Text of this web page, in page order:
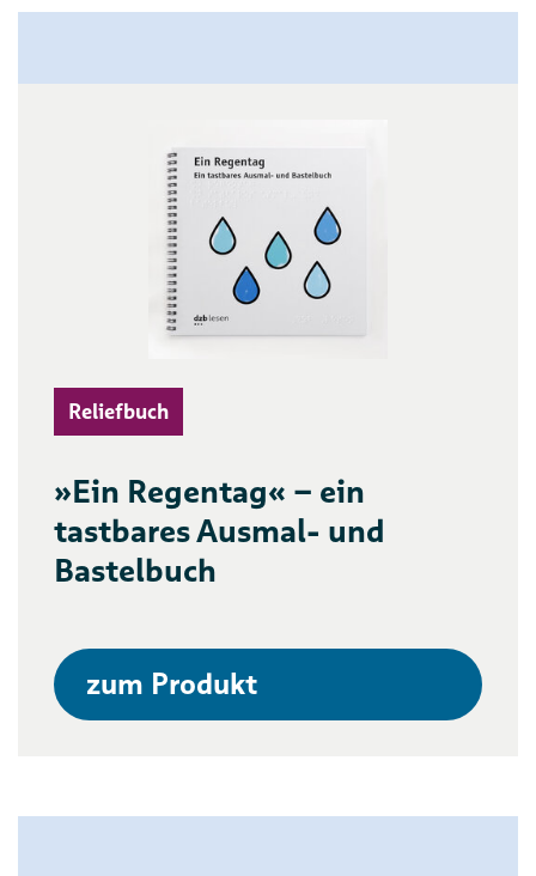
Reliefbuch
»Ein Regentag« – ein
tastbares Ausmal- und
Bastelbuch
zum Produkt